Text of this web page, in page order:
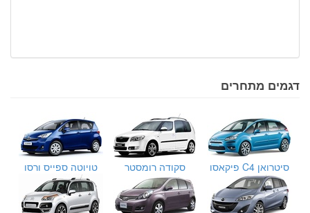
דגמים מתחרים
סיטרואן C4 פיקאסו סקודה רומסטר טויוטה ספייס ורסו